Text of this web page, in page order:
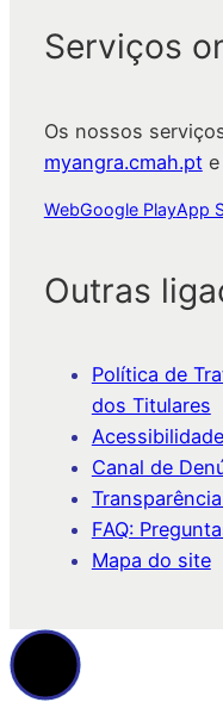
Serviços
Os nossos
myangra.cmah.pt
WebGoogle PlayApp
Outras
Política de
dos Titulares
Canal de
FAQ:
Mapa do site